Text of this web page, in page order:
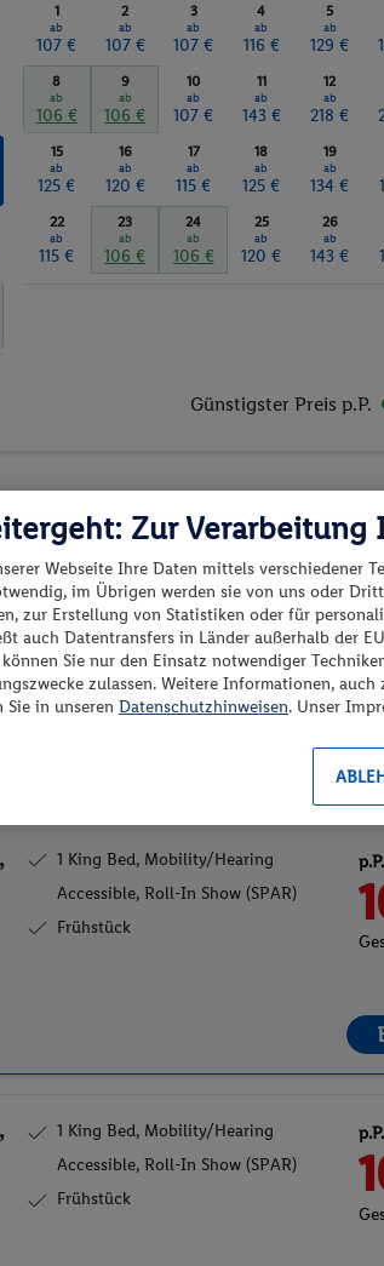
1
ab
107 €
2
ab
107 €
3
ab
107 €
4
ab
116 €
5
ab
129 €
8
ab
106 €
9
ab
106 €
10
ab
107 €
11
ab
143 €
12
ab
218 €
15
ab
125 €
16
ab
120 €
17
ab
115 €
18
ab
125 €
19
ab
134 €
22
ab
115 €
23
ab
106 €
24
ab
106 €
25
ab
120 €
26
ab
143 €
Günstigster Preis p.P.
los?
Preis
Roll-In Show (SPAR)
1 King Bed, Mobility/Hearing
Accessible, Roll-In Show (SPAR)
Frühstück
p.P.
1 King Bed, Mobility/Hearing
Accessible, Roll-In Show (SPAR)
Frühstück
p.P.
Zur Verarbeitung
Webseite Ihre Daten mittels verschiedener
im Übrigen werden sie von uns oder
zur Erstellung von Statistiken oder für
auch Datentransfers in Länder außerhalb der
Sie nur den Einsatz notwendiger
zulassen. Weitere Informationen,
in unseren Datenschutzhinweisen. Unser